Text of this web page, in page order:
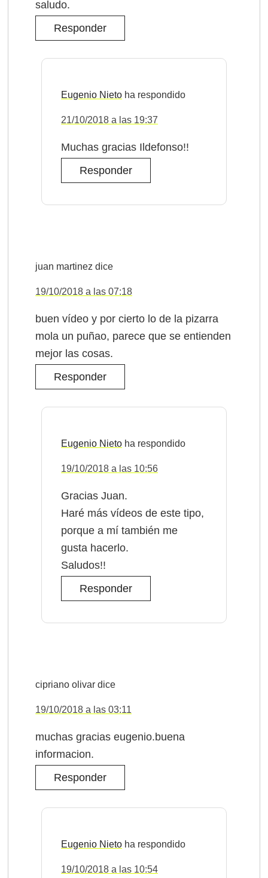
saludo.
Responder
Eugenio Nieto
21/10/2018 a las 19:37
Muchas gracias Ildefonso!!
Responder
juan martinez dice
19/10/2018 a las 07:18
buen vídeo y por cierto lo de la pizarra
mola un puñao, parece que se entienden
mejor las cosas.
Responder
Eugenio Nieto
19/10/2018 a las 10:56
Gracias Juan.
Haré más vídeos de este tipo,
porque a mí también me
gusta hacerlo.
Saludos!!
Responder
cipriano olivar dice
19/10/2018 a las 03:11
muchas gracias eugenio.buena
informacion.
Responder
Eugenio Nieto
19/10/2018 a las 10:54